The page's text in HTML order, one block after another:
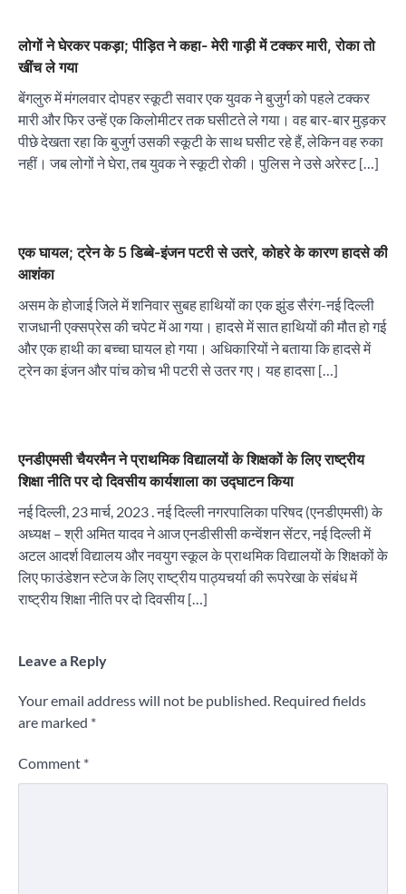
लोगों ने घेरकर पकड़ा; पीड़ित ने कहा- मेरी गाड़ी में टक्कर मारी, रोका तो
खींच ले गया
बेंगलुरु में मंगलवार दोपहर स्कूटी सवार एक युवक ने बुजुर्ग को पहले टक्कर
मारी और फिर उन्हें एक किलोमीटर तक घसीटते ले गया। वह बार-बार मुड़कर
पीछे देखता रहा कि बुजुर्ग उसकी स्कूटी के साथ घसीट रहे हैं, लेकिन वह रुका
नहीं। जब लोगों ने घेरा, तब युवक ने स्कूटी रोकी। पुलिस ने उसे अरेस्ट […]
एक घायल; ट्रेन के 5 डिब्बे-इंजन पटरी से उतरे, कोहरे के कारण हादसे की
आशंका
असम के होजाई जिले में शनिवार सुबह हाथियों का एक झुंड सैरंग-नई दिल्ली
राजधानी एक्सप्रेस की चपेट में आ गया। हादसे में सात हाथियों की मौत हो गई
और एक हाथी का बच्चा घायल हो गया। अधिकारियों ने बताया कि हादसे में
ट्रेन का इंजन और पांच कोच भी पटरी से उतर गए। यह हादसा […]
एनडीएमसी चैयरमैन ने प्राथमिक विद्यालयों के शिक्षकों के लिए राष्ट्रीय
शिक्षा नीति पर दो दिवसीय कार्यशाला का उद्घाटन किया
नई दिल्ली, 23 मार्च, 2023 . नई दिल्ली नगरपालिका परिषद (एनडीएमसी) के
अध्यक्ष – श्री अमित यादव ने आज एनडीसीसी कन्वेंशन सेंटर, नई दिल्ली में
अटल आदर्श विद्यालय और नवयुग स्कूल के प्राथमिक विद्यालयों के शिक्षकों के
लिए फाउंडेशन स्टेज के लिए राष्ट्रीय पाठ्यचर्या की रूपरेखा के संबंध में
राष्ट्रीय शिक्षा नीति पर दो दिवसीय […]
Leave a Reply
Your email address will not be published. Required fields
are marked *
Comment *